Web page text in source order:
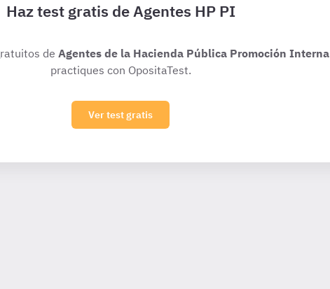
Haz test gratis de Agentes HP PI
de Agentes de la Hacienda Pública Promoción Interna
practiques con OpositaTest.
Ver test gratis